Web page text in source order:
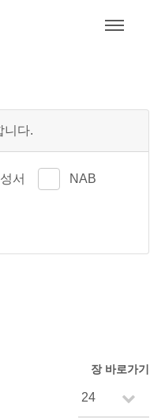
니다.
서 NAB
장 바로가기